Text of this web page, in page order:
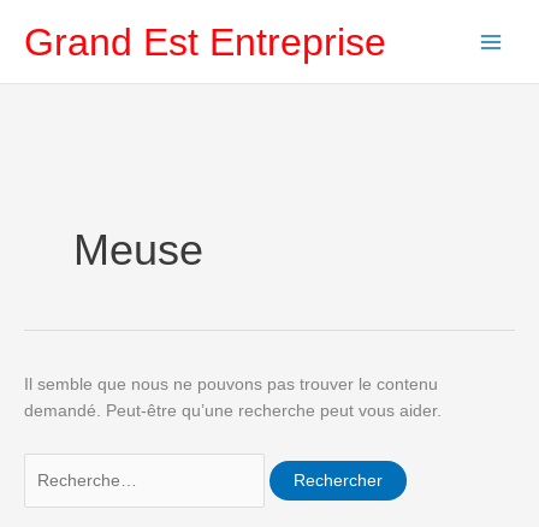
Grand Est Entreprise
Meuse
Il semble que nous ne pouvons pas trouver le contenu
demandé. Peut-être qu’une recherche peut vous aider.